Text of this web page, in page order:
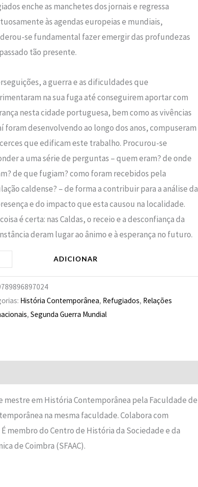
enche as manchetes dos jornais e regressa
às agendas europeias e mundiais,
se fundamental fazer emergir das profundezas
tão presente.
a guerra e as dificuldades que
na sua fuga até conseguirem aportar com
nesta cidade portuguesa, bem como as vivências
foram desenvolvendo ao longo dos anos, compuseram
que edificam este trabalho. Procurou-se
a uma série de perguntas – quem eram? de onde
de que fugiam? como foram recebidos pela
caldense? – de forma a contribuir para a análise da
e do impacto que esta causou na localidade.
é certa: nas Caldas, o receio e a desconfiança da
deram lugar ao ânimo e à esperança no futuro.
ADICIONAR
História Contemporânea, Refugiados, Relações
, Segunda Guerra Mundial
mestre em História Contemporânea pela Faculdade de
na mesma faculdade. Colabora com
membro do Centro de História da Sociedade e da
de Coimbra (SFAAC).